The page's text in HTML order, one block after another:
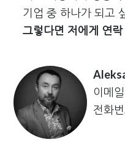
기업 중 하나가 되고
그렇다면 저에게 연
이메
전화